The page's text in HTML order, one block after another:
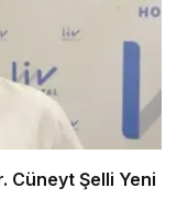
Cüneyt Şelli Yeni